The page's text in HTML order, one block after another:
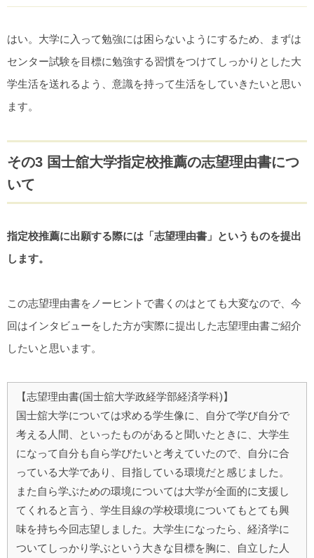
はい。大学に入って勉強には困らないようにするため、まずは
センター試験を目標に勉強する習慣をつけてしっかりとした大
学生活を送れるよう、意識を持って生活をしていきたいと思い
ます。
その3 国士舘大学指定校推薦の志望理由書につ
いて
指定校推薦に出願する際には「志望理由書」というものを提出
します。
この志望理由書をノーヒントで書くのはとても大変なので、今
回はインタビューをした方が実際に提出した志望理由書ご紹介
したいと思います。
【志望理由書(国士舘大学政経学部経済学科)】
国士舘大学については求める学生像に、自分で学び自分で
考える人間、といったものがあると聞いたときに、大学生
になって自分も自ら学びたいと考えていたので、自分に合
っている大学であり、目指している環境だと感じました。
また自ら学ぶための環境については大学が全面的に支援し
てくれると言う、学生目線の学校環境についてもとても興
味を持ち今回志望しました。大学生になったら、経済学に
ついてしっかり学ぶという大きな目標を胸に、自立した人